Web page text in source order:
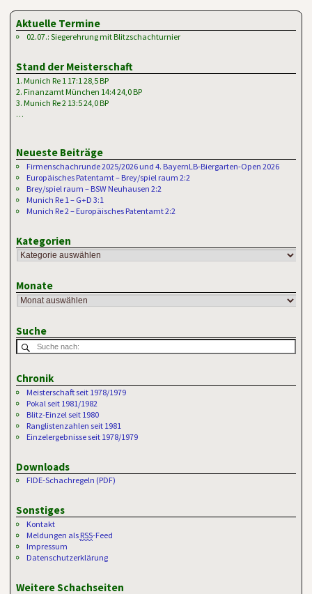
Aktuelle Termine
02.07.: Siegerehrung mit Blitzschachturnier
Stand der Meisterschaft
1. Munich Re 1 17:1 28,5 BP
2. Finanzamt München 14:4 24,0 BP
3. Munich Re 2 13:5 24,0 BP
…
Neueste Beiträge
Firmenschachrunde 2025/2026 und 4. BayernLB-Biergarten-Open 2026
Europäisches Patentamt – Brey/spiel raum 2:2
Brey/spiel raum – BSW Neuhausen 2:2
Munich Re 1 – G+D 3:1
Munich Re 2 – Europäisches Patentamt 2:2
Kategorien
Monate
Suche
Chronik
Meisterschaft seit 1978/1979
Pokal seit 1981/1982
Blitz-Einzel seit 1980
Ranglistenzahlen seit 1981
Einzelergebnisse seit 1978/1979
Downloads
FIDE-Schachregeln (PDF)
Sonstiges
Kontakt
Meldungen als RSS-Feed
Impressum
Datenschutzerklärung
Weitere Schachseiten